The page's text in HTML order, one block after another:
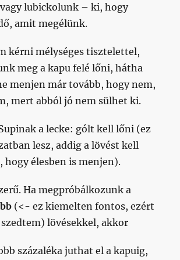
lubickolunk – ki, hogy
amit megélünk.
kérni mélységes tisztelettel,
meg a kapu felé lőni, hátha
menjen már tovább, hogy nem,
mert abból jó nem sülhet ki.
a lecke: gólt kell lőni (ez
lesz, addig a lövést kell
hogy élesben is menjen).
Ha megpróbálkozunk a
(<- ez kiemelten fontos, ezért
lövésekkel, akkor
százaléka juthat el a kapuig,